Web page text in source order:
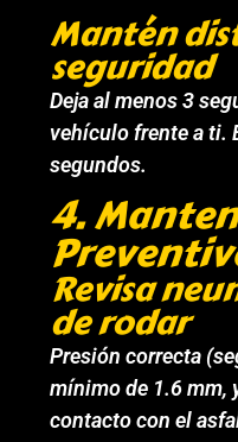
Mantén
seguridad
Deja al menos 3
vehículo frente a ti.
segundos.
4.
Revisa
de rodar
Presión correcta
mínimo de 1.6 mm,
contacto con el